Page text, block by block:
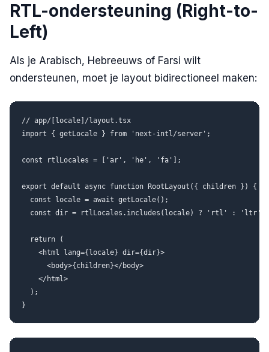
RTL-ondersteuning (Right-to-
Left)
Als je Arabisch, Hebreeuws of Farsi wilt
ondersteunen, moet je layout bidirectioneel maken:
// app/[locale]/layout.tsx
import { getLocale } from 'next-intl/server';
const rtlLocales = ['ar', 'he', 'fa'];
export default async function RootLayout({ children }) {
  const locale = await getLocale();
  const dir = rtlLocales.includes(locale) ? 'rtl' : 'ltr';
  return (
    <html lang={locale} dir={dir}>
      <body>{children}</body>
    </html>
  );